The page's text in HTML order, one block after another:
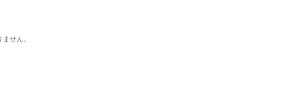
せん。